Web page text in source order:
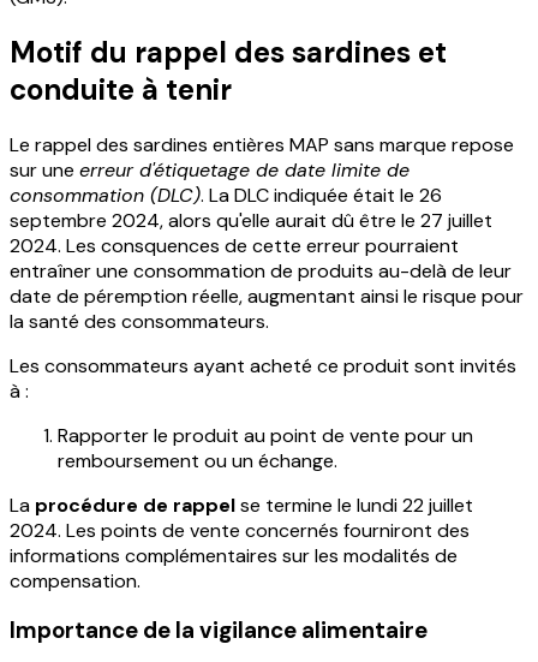
Motif du rappel des sardines et
conduite à tenir
Le rappel des sardines entières MAP sans marque repose
sur une erreur d'étiquetage de date limite de
consommation (DLC). La DLC indiquée était le 26
septembre 2024, alors qu'elle aurait dû être le 27 juillet
2024. Les consquences de cette erreur pourraient
entraîner une consommation de produits au-delà de leur
date de péremption réelle, augmentant ainsi le risque pour
la santé des consommateurs.
Les consommateurs ayant acheté ce produit sont invités
à :
Rapporter le produit au point de vente pour un
remboursement ou un échange.
La procédure de rappelse termine le lundi 22 juillet
2024. Les points de vente concernés fourniront des
informations complémentaires sur les modalités de
compensation.
Importance de la vigilance alimentaire